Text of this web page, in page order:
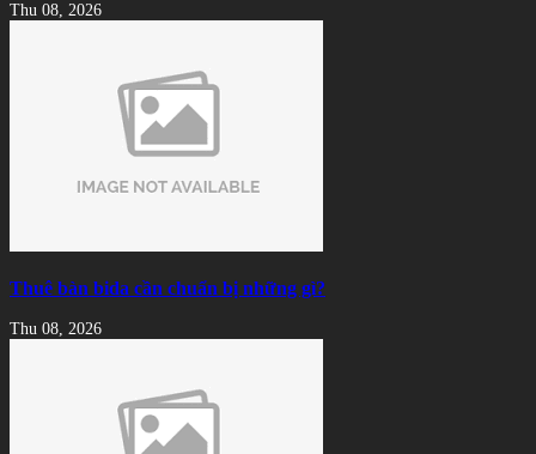
Thu 08, 2026
Thuê bàn bida cần chuẩn bị những gì?
Thu 08, 2026